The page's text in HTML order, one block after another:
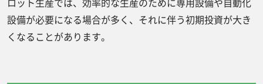
設備が必要になる場合が多く、それに伴う初期投資が大き
くなることがあります。